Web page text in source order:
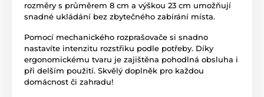
rozměry s průměrem 8 cm a výškou 23 cm umožňují
snadné ukládání bez zbytečného zabírání místa.
Pomocí mechanického rozprašovače si snadno
nastavíte intenzitu rozstřiku podle potřeby. Díky
ergonomickému tvaru je zajištěna pohodlná obsluha i
při delším použití. Skvělý doplněk pro každou
domácnost či zahradu!